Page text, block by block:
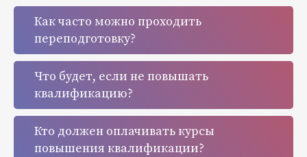
Как часто можно проходить
переподготовку?
Что будет, если не повышать
квалификацию?
Кто должен оплачивать курсы
повышения квалификации?